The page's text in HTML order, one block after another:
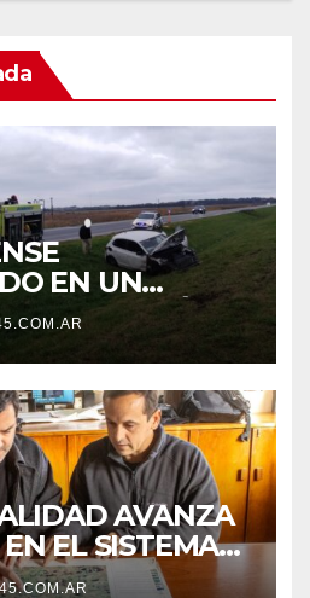
EN UN
TERMINÓ
Y VUELCO
AVANZA
EL SISTEMA